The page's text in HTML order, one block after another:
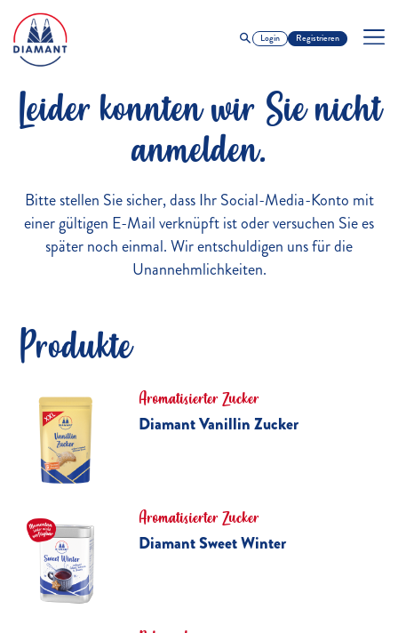
Login Registrieren
Leider konnten wir Sie nicht
anmelden.
Bitte stellen Sie sicher, dass Ihr Social-Media-Konto mit
einer gültigen E-Mail verknüpft ist oder versuchen Sie es
später noch einmal. Wir entschuldigen uns für die
Unannehmlichkeiten.
Produkte
Aromatisierter Zucker
Diamant Vanillin Zucker
Aromatisierter Zucker
Diamant Sweet Winter